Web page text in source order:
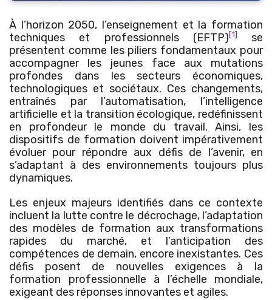
À l’horizon 2050, l’enseignement et la formation
techniques et professionnels (EFTP)[1]
se
présentent comme les piliers fondamentaux pour
accompagner les jeunes face aux mutations
profondes dans les secteurs économiques,
technologiques et sociétaux. Ces changements,
entraînés par l’automatisation, l’intelligence
artificielle et la transition écologique, redéfinissent
en profondeur le monde du travail. Ainsi, les
dispositifs de formation doivent impérativement
évoluer pour répondre aux défis de l’avenir, en
s’adaptant à des environnements toujours plus
dynamiques.
Les enjeux majeurs identifiés dans ce contexte
incluent la lutte contre le décrochage, l’adaptation
des modèles de formation aux transformations
rapides du marché, et l’anticipation des
compétences de demain, encore inexistantes. Ces
défis posent de nouvelles exigences à la
formation professionnelle à l’échelle mondiale,
exigeant des réponses innovantes et agiles.